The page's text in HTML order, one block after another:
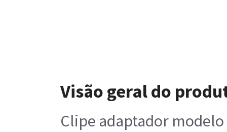
Visão geral do
Clipe adaptador modelo